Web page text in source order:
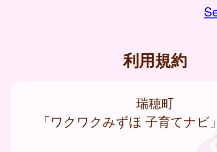
利用規約
瑞穂町
「ワクワクみずほ 子育てナビ